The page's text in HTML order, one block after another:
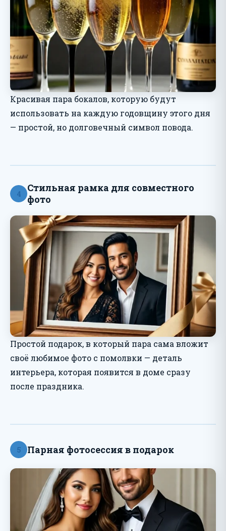
Красивая пара бокалов, которую будут
использовать на каждую годовщину этого дня
— простой, но долговечный символ повода.
4
Стильная рамка для совместного
фото
Простой подарок, в который пара сама вложит
своё любимое фото с помолвки — деталь
интерьера, которая появится в доме сразу
после праздника.
5 Парная фотосессия в подарок